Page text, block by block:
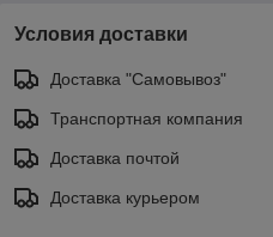
Условия доставки
Доставка "Самовывоз"
Транспортная компания
Доставка почтой
Доставка курьером